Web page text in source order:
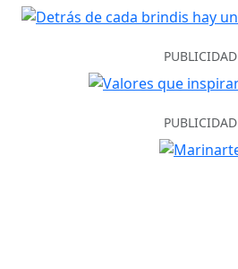
PUBLICIDAD
PUBLICIDAD